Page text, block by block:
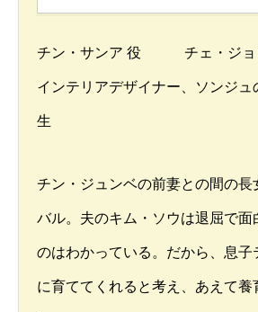
チン・サンア 役 チェ・ジョ
インテリアデザイナー、ソンジュ
生
チン・ジュンベの前妻との間の長
バル。夫のキム・ソウは退屈で面
のはわかっている。だから、息
に育ててくれると考え、あえて養